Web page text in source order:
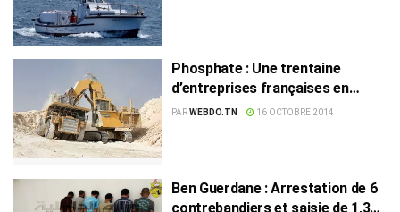
Phosphate : Une trentaine
d’entreprises françaises en
Tunisie en vue de nouer des
PARWEBDO.TN 16 OCTOBRE 2014
Ben Guerdane : Arrestation de 6
contrebandiers et saisie de 1,3